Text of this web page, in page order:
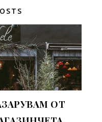
ОТ